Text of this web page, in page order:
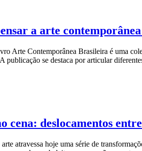
a arte
Arte Contemporânea Brasileira é uma
publicação se destaca por articular
cena: deslocamentos
atravessa hoje uma série de